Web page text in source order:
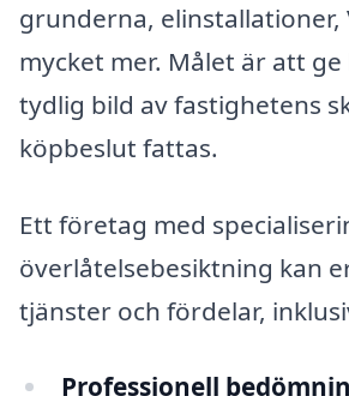
grunderna, elinstallationer,
mycket mer. Målet är att
tydlig bild av fastighetens
köpbeslut fattas.
Ett företag med
överlåtelsebesiktning kan
tjänster och fördelar,
Professionell